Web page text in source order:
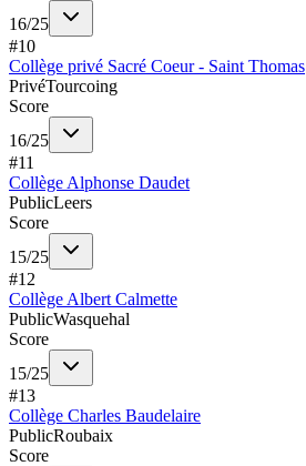
16/25
#10
Collège privé Sacré Coeur - Saint Thomas
PrivéTourcoing
Score
16/25
#11
Collège Alphonse Daudet
PublicLeers
Score
15/25
#12
Collège Albert Calmette
PublicWasquehal
Score
15/25
#13
Collège Charles Baudelaire
PublicRoubaix
Score